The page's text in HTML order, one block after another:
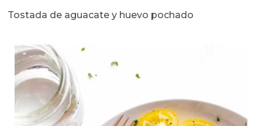
Tostada de aguacate y huevo pochado